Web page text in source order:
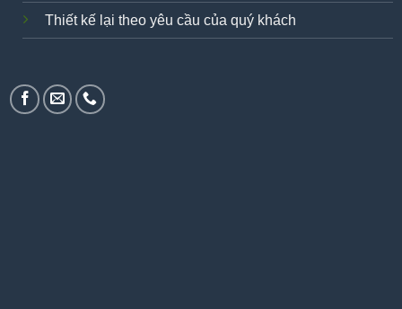
Thiết kế lại theo yêu cầu của quý khách